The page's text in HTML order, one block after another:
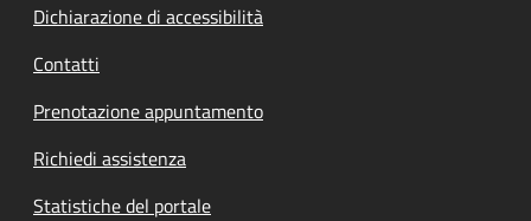
Dichiarazione di accessibilità
Contatti
Prenotazione appuntamento
Richiedi assistenza
Statistiche del portale